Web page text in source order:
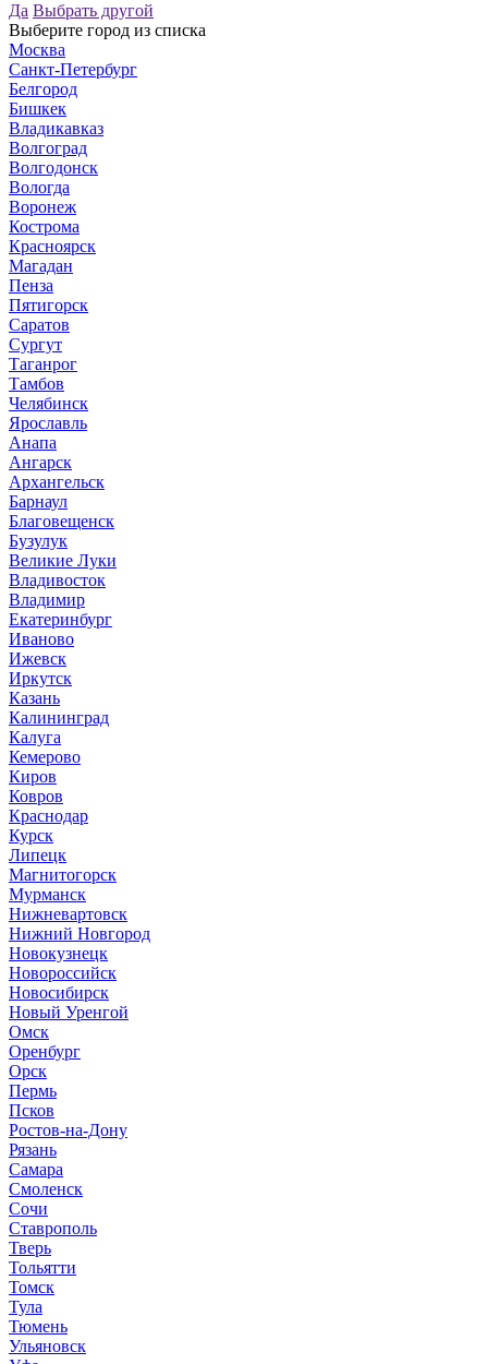
Да Выбрать другой
Выберите город из списка
Москва
Санкт-Петербург
Белгород
Бишкек
Владикавказ
Волгоград
Волгодонск
Вологда
Воронеж
Кострома
Красноярск
Магадан
Пенза
Пятигорск
Саратов
Сургут
Таганрог
Тамбов
Челябинск
Ярославль
Анапа
Ангарск
Архангельск
Барнаул
Благовещенск
Бузулук
Великие Луки
Владивосток
Владимир
Екатеринбург
Иваново
Ижевск
Иркутск
Казань
Калининград
Калуга
Кемерово
Киров
Ковров
Краснодар
Курск
Липецк
Магнитогорск
Мурманск
Нижневартовск
Нижний Новгород
Новокузнецк
Новороссийск
Новосибирск
Новый Уренгой
Омск
Оренбург
Орск
Пермь
Псков
Ростов-на-Дону
Рязань
Самара
Смоленск
Сочи
Ставрополь
Тверь
Тольятти
Томск
Тула
Тюмень
Ульяновск